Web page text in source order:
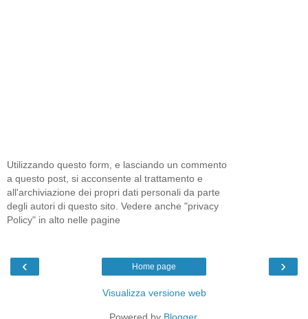
Utilizzando questo form, e lasciando un commento
a questo post, si acconsente al trattamento e
all'archiviazione dei propri dati personali da parte
degli autori di questo sito. Vedere anche "privacy
Policy" in alto nelle pagine
‹ ›
Home page
Visualizza versione web
Powered by Blogger.